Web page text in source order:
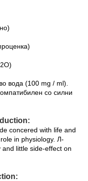
вода (100 mg / ml).
со силни
concered with life and
in physiology. Л-
little side-effect on